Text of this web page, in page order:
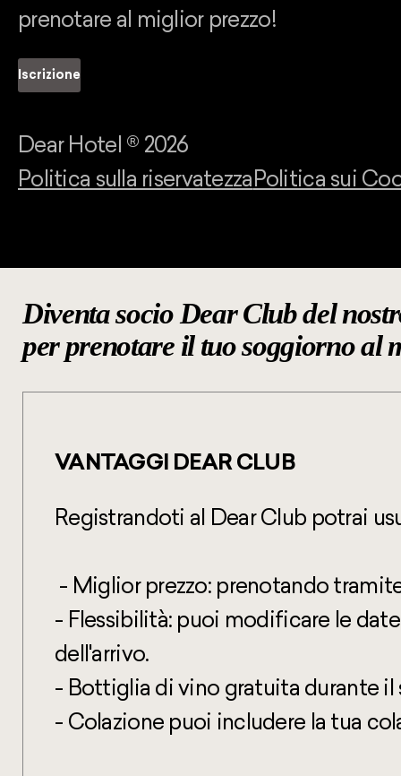
prenotare al miglior prezzo!
Iscrizione
Dear Hotel ® 2026
Politica sulla riservatezza Politica sui
Diventa socio Dear Club del
per prenotare il tuo soggiorno al
VANTAGGI DEAR CLUB
Registrandoti al Dear Club potrai
- Miglior prezzo: prenotando
- Flessibilità: puoi modificare le
dell'arrivo.
- Bottiglia di vino gratuita durante il
- Colazione puoi includere la tua